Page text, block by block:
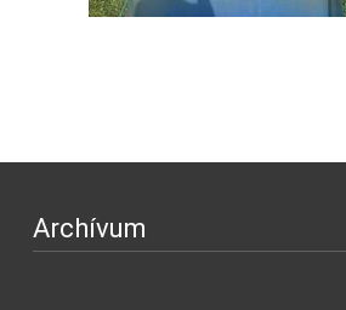
Archívum